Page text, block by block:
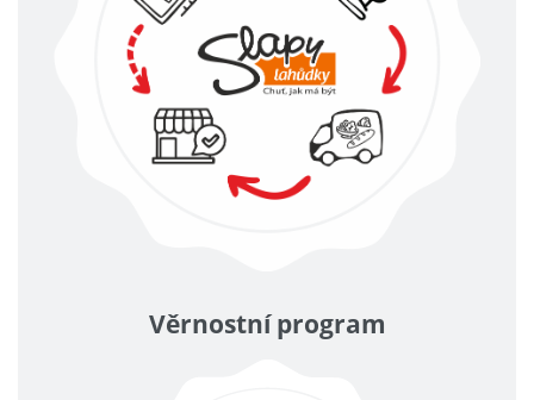
Věrnostní program